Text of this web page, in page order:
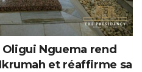
Nguema rend
et réaffirme sa